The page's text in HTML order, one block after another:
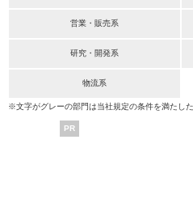
営業・販売系
研究・開発系
物流系
※文字がグレーの部門は当社規定の条件を満たし
PR